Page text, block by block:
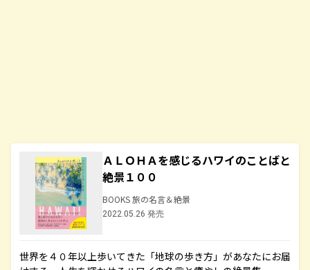
ＡＬＯＨＡを感じるハワイのことばと
絶景１００
BOOKS 旅の名言＆絶景
2022.05.26 発売
世界を４０年以上歩いてきた「地球の歩き方」があなたにお届